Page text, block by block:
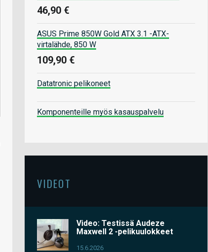
46,90 €
ASUS Prime 850W Gold ATX 3.1 -ATX-
virtalähde, 850 W
109,90 €
Datatronic pelikoneet
Komponenteille myös kasauspalvelu
VIDEOT
Video: Testissä Audeze
Maxwell 2 -pelikuulokkeet
15.6.2026